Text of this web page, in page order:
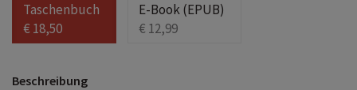
Taschenbuch
€ 18,50
E-Book (EPUB)
€ 12,99
Beschreibung